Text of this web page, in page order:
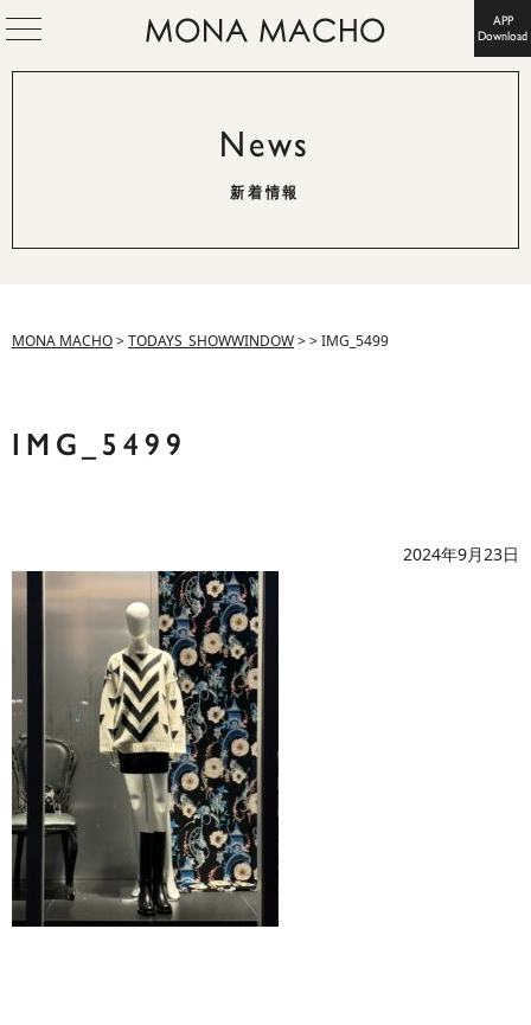
APP
Download
News
新着情報
MONA MACHO>TODAYS_SHOWWINDOW>>IMG_5499
IMG_5499
2024年9月23日